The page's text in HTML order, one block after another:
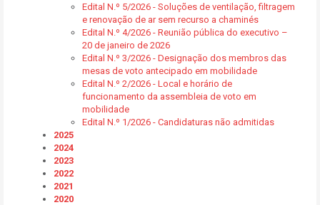
Edital N.º 5/2026 - Soluções de ventilação, filtragem
e renovação de ar sem recurso a chaminés
Edital N.º 4/2026 - Reunião pública do executivo –
20 de janeiro de 2026
Edital N.º 3/2026 - Designação dos membros das
mesas de voto antecipado em mobilidade
Edital N.º 2/2026 - Local e horário de
funcionamento da assembleia de voto em
mobilidade
Edital N.º 1/2026 - Candidaturas não admitidas
2025
2024
2023
2022
2021
2020